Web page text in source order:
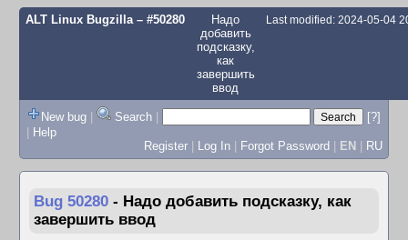
ALT Linux Bugzilla– #50280
Надо
добавить
подсказку,
как
завершить
ввод
Last modified: 2024-05-04
New bug | Search |
[?]
| Help
Register | Log In | Forgot Password | EN | RU
Bug 50280 - Надо добавить подсказку, как
завершить ввод